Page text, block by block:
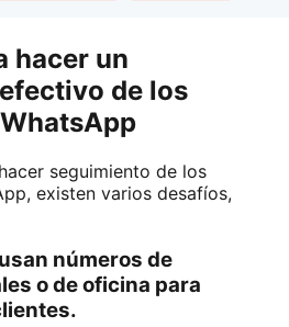
hacer un
de los
seguimiento de los
existen varios desafíos,
números de
o de oficina para